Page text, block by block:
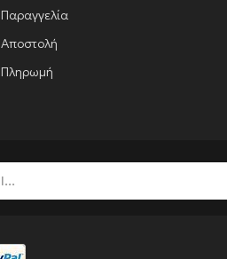
Παραγγελία
Αποστολή
Πληρωμή